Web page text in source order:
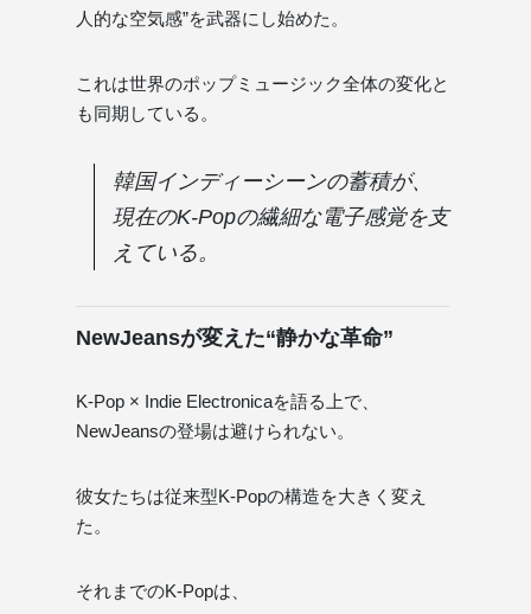
人的な空気感”を武器にし始めた。
これは世界のポップミュージック全体の変化と
も同期している。
韓国インディーシーンの蓄積が、
現在のK-Popの繊細な電子感覚を支
えている。
NewJeansが変えた“静かな革命”
K-Pop × Indie Electronicaを語る上で、
NewJeansの登場は避けられない。
彼女たちは従来型K-Popの構造を大きく変え
た。
それまでのK-Popは、